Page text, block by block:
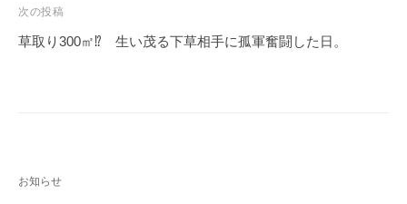
ゲ
ー
次の投稿
草取り300㎡⁉ 生い茂る下草相手に孤軍奮闘した日。
お知らせ